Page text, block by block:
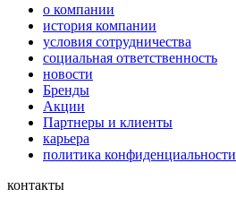
о компании
история компании
условия сотрудничества
социальная ответственность
новости
Бренды
Акции
Партнеры и клиенты
карьера
политика конфиденциальности
контакты